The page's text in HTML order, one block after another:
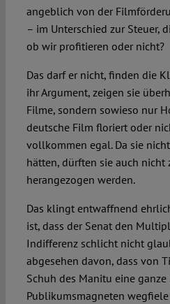
angeblich von der
– im Unterschied zur Steuer,
ob wir profitieren oder nicht?
Das darf er nicht, finden die
ihr Argument, zeigen sie
Filme, sondern sowieso nur
deutsche Film floriert oder
vollkommen egal. Da sie
hätten, dürften sie auch nicht
herangezogen werden.
Das klingt entwaffnend
ist, dass der Senat den
Indifferenz schlicht nicht
abgesehen davon, dass von
Schuh des Manitu eine
Publikumsmagneten